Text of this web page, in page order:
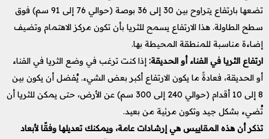
تضعها بارتفاع يتراوح بين 30 إلى 36 بوصة (حوالي 76 إلى 91 سم) فوق
سطح الطاولة. هذا الارتفاع يسمح للثريا بأن تكون مركز الاهتمام وتضيف
إضاءة مناسبة للمنطقة المحيطة بها.
ارتفاع الثريا في الفناء أو الحديقة: إذا كنت ترغب في وضع الثريا في الفناء
أو الحديقة، فعادةً ما يكون الارتفاع أكبر بعض الشيء. يُفضل أن يكون بين
8 إلى 10 أقدام (حوالي 240 إلى 300 سم) عن الأرض، حتى يمكن للثريا أن
تُضيء بشكل جيد وتكون مرئية من بعيد.
تذكر أن هذه المقاييس هي إرشادات عامة، ويمكنك تعديلها وفقًا لأبعاد